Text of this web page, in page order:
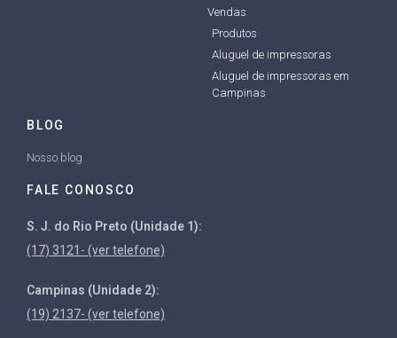
Vendas
Produtos
Aluguel de impressoras
Aluguel de impressoras em
Campinas
BLOG
Nosso blog
FALE CONOSCO
S. J. do Rio Preto (Unidade 1):
(17) 3121- (ver telefone)
Campinas (Unidade 2):
(19) 2137- (ver telefone)